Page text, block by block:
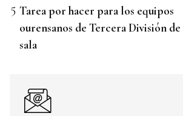
Tarea por hacer para los equipos
ourensanos de Tercera División
sala